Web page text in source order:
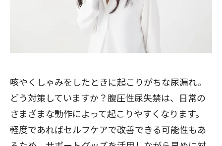
咳やくしゃみをしたときに起こりがちな尿漏れ。
どう対策していますか？腹圧性尿失禁は、日常の
さまざまな動作によって起こりやすくなります。
軽度であればセルフケアで改善できる可能性もあ